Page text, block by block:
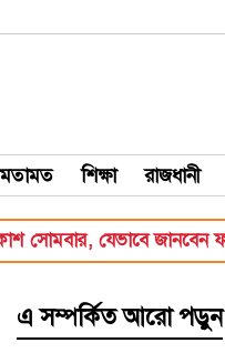
মতামত শিক্ষা রাজধানী
যেভাবে জানবেন ফলাফল
এ সম্পর্কিত আরো পড়ুন